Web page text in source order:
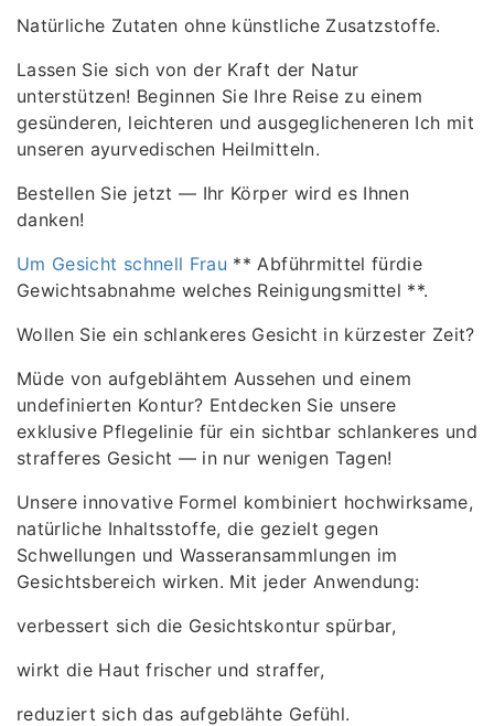
Natürliche Zutaten ohne künstliche Zusatzstoffe.
Lassen Sie sich von der Kraft der Natur
unterstützen! Beginnen Sie Ihre Reise zu einem
gesünderen, leichteren und ausgeglicheneren Ich mit
unseren ayurvedischen Heilmitteln.
Bestellen Sie jetzt — Ihr Körper wird es Ihnen
danken!
Um Gesicht schnell Frau ** Abführmittel fürdie
Gewichtsabnahme welches Reinigungsmittel **.
Wollen Sie ein schlankeres Gesicht in kürzester Zeit?
Müde von aufgeblähtem Aussehen und einem
undefinierten Kontur? Entdecken Sie unsere
exklusive Pflegelinie für ein sichtbar schlankeres und
strafferes Gesicht — in nur wenigen Tagen!
Unsere innovative Formel kombiniert hochwirksame,
natürliche Inhaltsstoffe, die gezielt gegen
Schwellungen und Wasseransammlungen im
Gesichtsbereich wirken. Mit jeder Anwendung:
verbessert sich die Gesichtskontur spürbar,
wirkt die Haut frischer und straffer,
reduziert sich das aufgeblähte Gefühl.